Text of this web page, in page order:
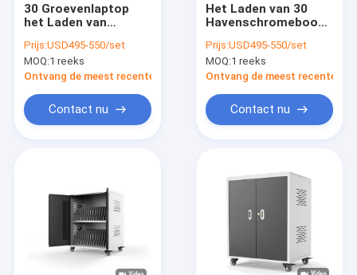
VR-show
Over ons
30 Groevenlaptop
het Laden van
Gegalvaniseerd Blad
Prijs:USD495-550/set
MOQ:1 reeks
Ontvang de meest recente Prijs
Contact nu
Het Laden van 30
Havenschromebook
KabinetsWisselstroom
het Laden Kar
Prijs:USD495-550/set
MOQ:1 reeks
Ontvang de meest recente
Contact nu